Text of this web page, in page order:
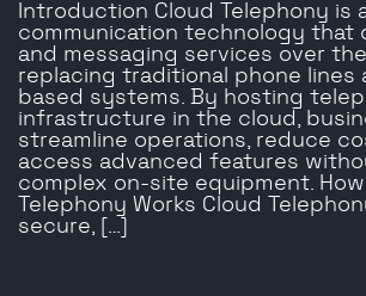
Introduction Cloud Telephony is
communication technology that
and messaging services over
replacing traditional phone lines
based systems. By hosting
infrastructure in the cloud,
streamline operations, reduce
access advanced features
complex on-site equipment. How
Telephony Works Cloud
secure, […]